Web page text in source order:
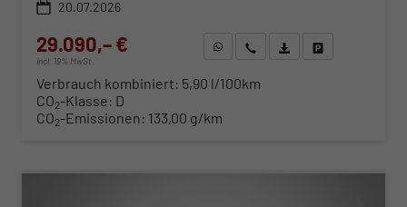
20.07.2026
29.090,– €
incl. 19% MwSt.
WhatsApp anfragen
Wir rufen Sie anFahrzeugexposé (PDF)
Verbrauch kombiniert: 5,90 l/100km
CO2-Klasse: D
CO2-Emissionen: 133,00 g/km